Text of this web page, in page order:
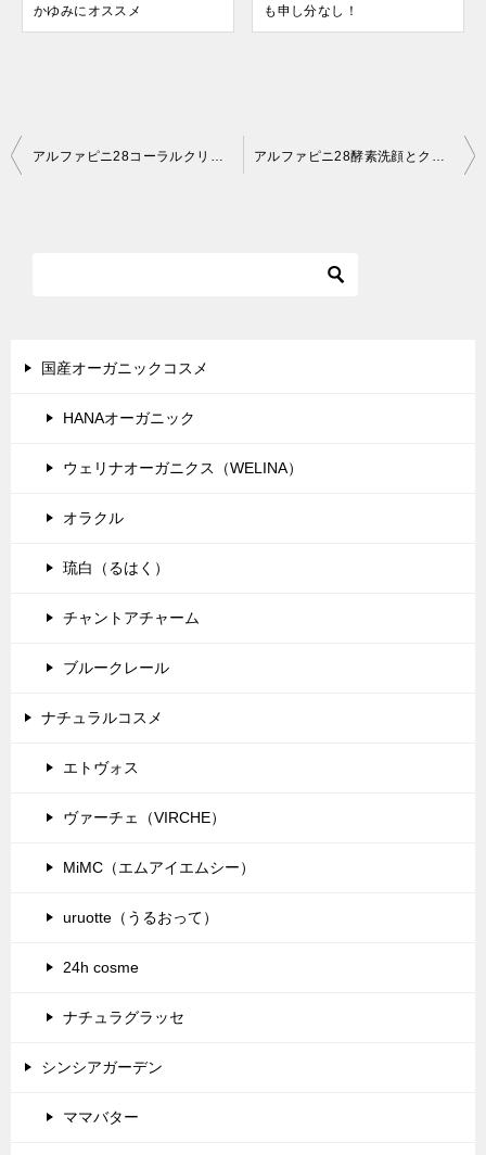
かゆみにオススメ
も申し分なし！
投
シ
国産オーガニックコスメ
HANAオーガニック
ウェリナオーガニクス（WELINA）
オラクル
琉白（るはく）
チャントアチャーム
ブルークレール
ナチュラルコスメ
エトヴォス
ヴァーチェ（VIRCHE）
MiMC（エムアイエムシー）
uruotte（うるおって）
24h cosme
ナチュラグラッセ
シンシアガーデン
ママバター